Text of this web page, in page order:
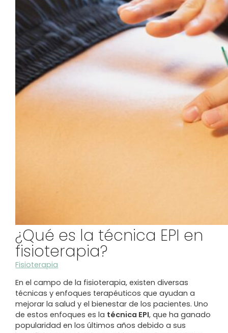
¿Qué es la técnica EPI en
fisioterapia?
Fisioterapia
En el campo de la fisioterapia, existen diversas
técnicas y enfoques terapéuticos que ayudan a
mejorar la salud y el bienestar de los pacientes. Uno
de estos enfoques es la técnica EPI, que ha ganado
popularidad en los últimos años debido a sus